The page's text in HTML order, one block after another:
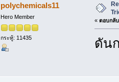
polychemicals11
Hero Member
กระทู้: 11435
« ตอบกลั
ดัน